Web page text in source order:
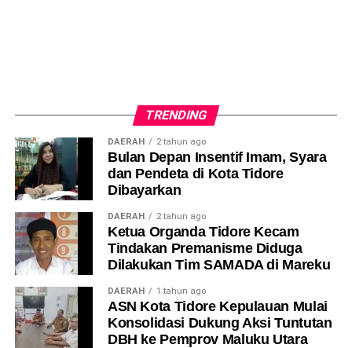
TRENDING
DAERAH 2 tahun ago
Bulan Depan Insentif Imam, Syara
dan Pendeta di Kota Tidore
Dibayarkan
DAERAH 2 tahun ago
Ketua Organda Tidore Kecam
Tindakan Premanisme Diduga
Dilakukan Tim SAMADA di Mareku
DAERAH 1 tahun ago
ASN Kota Tidore Kepulauan Mulai
Konsolidasi Dukung Aksi Tuntutan
DBH ke Pemprov Maluku Utara